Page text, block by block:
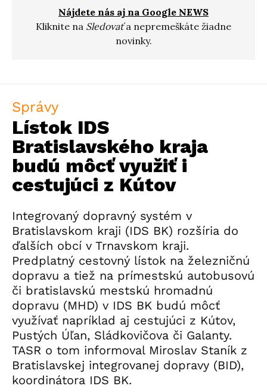
Nájdete nás aj na Google NEWS
Kliknite na Sledovaťa nepremeškáte žiadne
novinky.
Správy
Lístok IDS
Bratislavského kraja
budú môcť využiť i
cestujúci z Kútov
Integrovaný dopravný systém v
Bratislavskom kraji (IDS BK) rozšíria do
ďalších obcí v Trnavskom kraji.
Predplatný cestovný lístok na železničnú
dopravu a tiež na prímestskú autobusovú
či bratislavskú mestskú hromadnú
dopravu (MHD) v IDS BK budú môcť
využívať napríklad aj cestujúci z Kútov,
Pustých Úľan, Sládkovičova či Galanty.
TASR o tom informoval Miroslav Staník z
Bratislavskej integrovanej dopravy (BID),
koordinátora IDS BK.